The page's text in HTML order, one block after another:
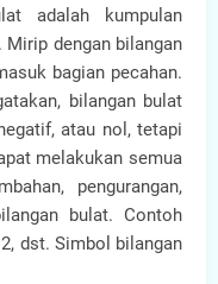
adalah kumpulan
dengan bilangan
bagian pecahan.
bilangan bulat
atau nol, tetapi
melakukan semua
pengurangan,
bulat. Contoh
dst. Simbol bilangan